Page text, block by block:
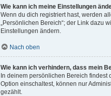
Wie kann ich meine Einstellungen
Wenn du dich registriert hast, werden
„Persönlichen Bereich“; der Link dazu
Einstellungen ändern.
Nach oben
Wie kann ich verhindern, dass mein
In deinem persönlichen Bereich findest
Option einschaltest, können nur
gezählt.